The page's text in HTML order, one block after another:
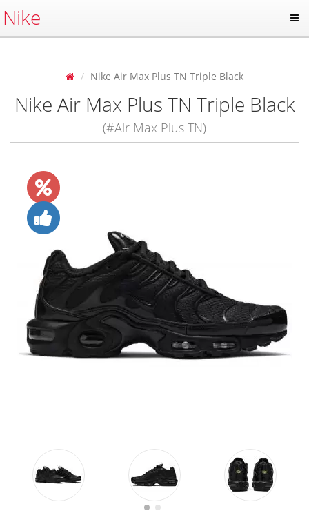
Nike
Nike Air Max Plus TN Triple Black
Nike Air Max Plus TN Triple Black
(#Air Max Plus TN)